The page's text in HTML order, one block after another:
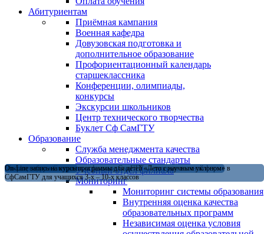
Абитуриентам
Приёмная кампания
Военная кафедра
Довузовская подготовка и
дополнительное образование
Профориентационный календарь
старшеклассника
Конференции, олимпиады,
конкурсы
Экскурсии школьников
Центр технического творчества
Буклет Сф СамГТУ
Образование
Служба менеджмента качества
Образовательные стандарты
Учебный отдел филиала
Мониторинг
Мониторинг системы образования
Внутренняя оценка качества
образовательных программ
Независимая оценка условия
Магистратура в Сызранском филиале СамГТУ — теперь и в очной форме
Открыт набор на летние программы для детей «Лето с научным уклоном» в
СфСамГТУ для учащихся 3-х – 10-х классов
On-Line запись на курсы